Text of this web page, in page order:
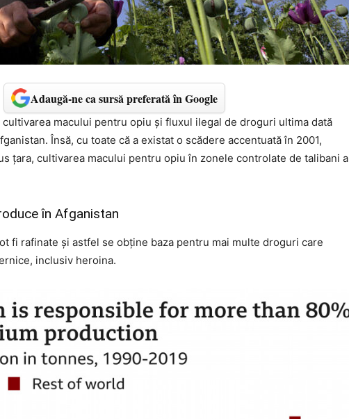
Adaugă-ne ca sursă preferată în Google
macului pentru opiu și fluxul ilegal de droguri ultima dată
Însă, cu toate că a existat o scădere accentuată în 2001,
țara, cultivarea macului pentru opiu în zonele controlate de talibani a
în Afganistan
fi rafinate și astfel se obține baza pentru mai multe droguri care
inclusiv heroina.